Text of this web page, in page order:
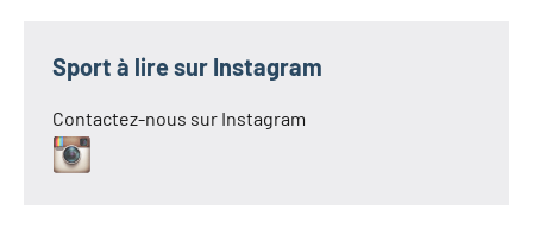
Sport à lire sur Instagram
Contactez-nous sur Instagram